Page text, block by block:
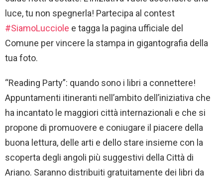
luce, tu non spegnerla! Partecipa al contest
#SiamoLucciole e tagga la pagina ufficiale del
Comune per vincere la stampa in gigantografia della
tua foto.
“Reading Party”: quando sono i libri a connettere!
Appuntamenti itineranti nell’ambito dell’iniziativa che
ha incantato le maggiori città internazionali e che si
propone di promuovere e coniugare il piacere della
buona lettura, delle arti e dello stare insieme con la
scoperta degli angoli più suggestivi della Città di
Ariano. Saranno distribuiti gratuitamente dei libri da